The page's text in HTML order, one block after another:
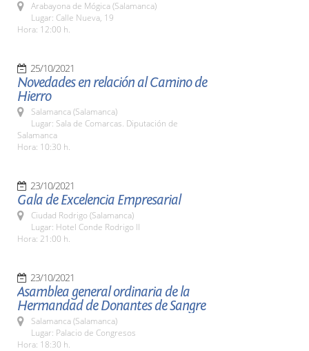
Arabayona de Mógica (Salamanca)
Lugar: Calle Nueva, 19
Hora: 12:00 h.
25/10/2021
Novedades en relación al Camino de
Hierro
Salamanca (Salamanca)
Lugar: Sala de Comarcas. Diputación de
Salamanca
Hora: 10:30 h.
23/10/2021
Gala de Excelencia Empresarial
Ciudad Rodrigo (Salamanca)
Lugar: Hotel Conde Rodrigo II
Hora: 21:00 h.
23/10/2021
Asamblea general ordinaria de la
Hermandad de Donantes de Sangre
Salamanca (Salamanca)
Lugar: Palacio de Congresos
Hora: 18:30 h.